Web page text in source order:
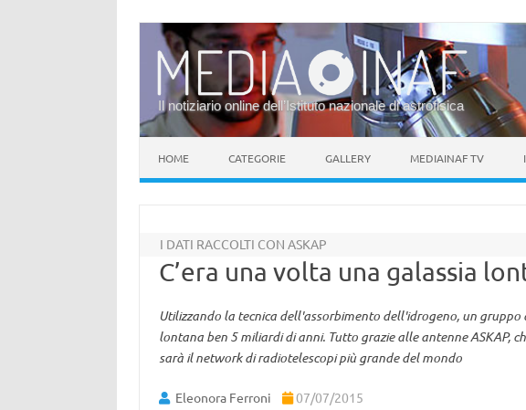
Il notiziario online dell’Istituto nazionale di astrofisica
HOME CATEGORIE GALLERY MEDIAINAF TV
I DATI RACCOLTI CON ASKAP
C’era una volta una galassia
Utilizzando la tecnica dell'assorbimento dell'idrogeno, un
lontana ben 5 miliardi di anni. Tutto grazie alle antenne ASKAP,
sarà il network di radiotelescopi più grande del mondo
Eleonora Ferroni 07/07/2015